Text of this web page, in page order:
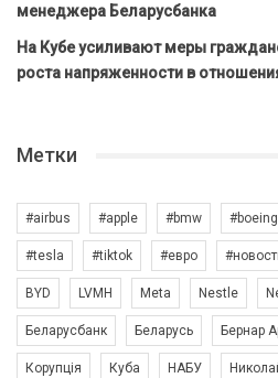
менеджера Беларусбанка
На Кубе усиливают меры
роста напряженности в
Метки
#airbus #apple #bmw #boeing
#tesla #tiktok #евро
BYD LVMH Meta Nestle
Беларусбанк Беларусь Бернар
Корупція Куба НАБУ